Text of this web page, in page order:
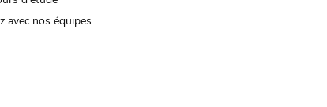
avec nos équipes